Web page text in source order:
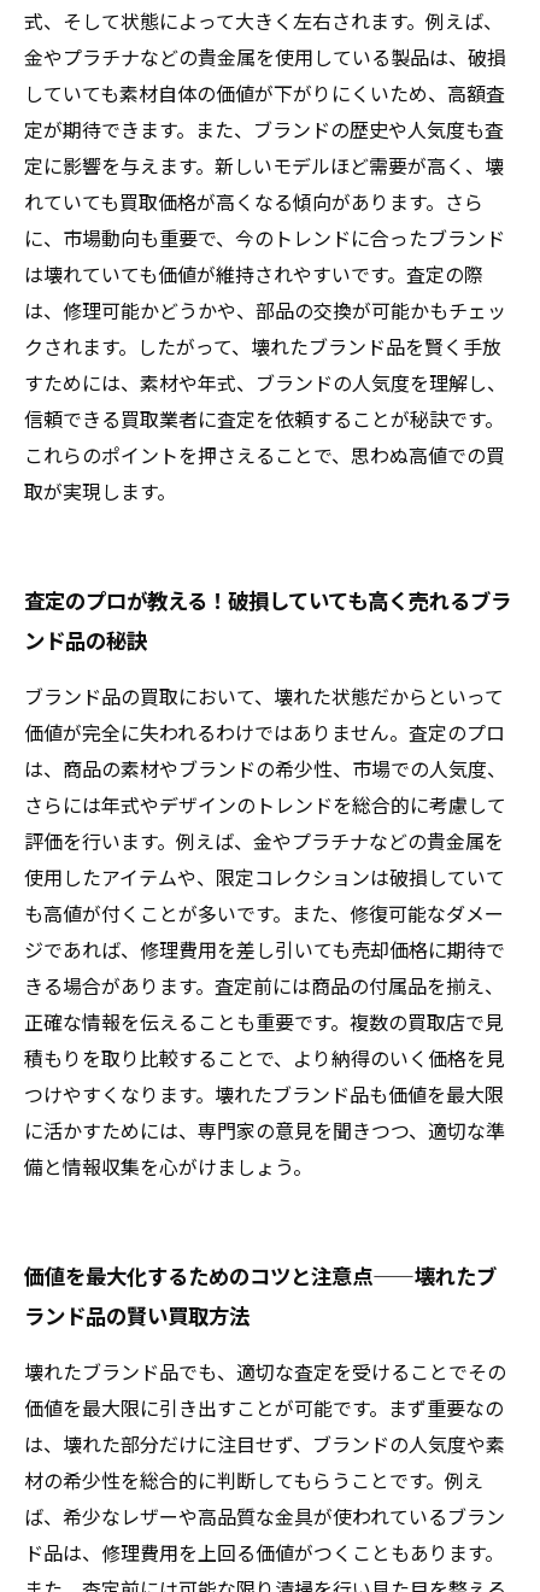
式、そして状態によって大きく左右されます。例えば、
金やプラチナなどの貴金属を使用している製品は、破損
していても素材自体の価値が下がりにくいため、高額査
定が期待できます。また、ブランドの歴史や人気度も査
定に影響を与えます。新しいモデルほど需要が高く、壊
れていても買取価格が高くなる傾向があります。さら
に、市場動向も重要で、今のトレンドに合ったブランド
は壊れていても価値が維持されやすいです。査定の際
は、修理可能かどうかや、部品の交換が可能かもチェッ
クされます。したがって、壊れたブランド品を賢く手放
すためには、素材や年式、ブランドの人気度を理解し、
信頼できる買取業者に査定を依頼することが秘訣です。
これらのポイントを押さえることで、思わぬ高値での買
取が実現します。
査定のプロが教える！破損していても高く売れるブラ
ンド品の秘訣
ブランド品の買取において、壊れた状態だからといって
価値が完全に失われるわけではありません。査定のプロ
は、商品の素材やブランドの希少性、市場での人気度、
さらには年式やデザインのトレンドを総合的に考慮して
評価を行います。例えば、金やプラチナなどの貴金属を
使用したアイテムや、限定コレクションは破損していて
も高値が付くことが多いです。また、修復可能なダメー
ジであれば、修理費用を差し引いても売却価格に期待で
きる場合があります。査定前には商品の付属品を揃え、
正確な情報を伝えることも重要です。複数の買取店で見
積もりを取り比較することで、より納得のいく価格を見
つけやすくなります。壊れたブランド品も価値を最大限
に活かすためには、専門家の意見を聞きつつ、適切な準
備と情報収集を心がけましょう。
価値を最大化するためのコツと注意点——壊れたブ
ランド品の賢い買取方法
壊れたブランド品でも、適切な査定を受けることでその
価値を最大限に引き出すことが可能です。まず重要なの
は、壊れた部分だけに注目せず、ブランドの人気度や素
材の希少性を総合的に判断してもらうことです。例え
ば、希少なレザーや高品質な金具が使われているブラン
ド品は、修理費用を上回る価値がつくこともあります。